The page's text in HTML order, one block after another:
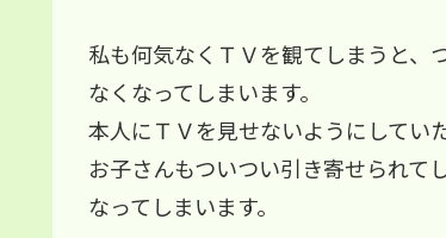
私も何気なくＴＶを観てしまうと、
なくなってしまいます。
本人にＴＶを見せないようにしてい
お子さんもついつい引き寄せられて
なってしまいます。